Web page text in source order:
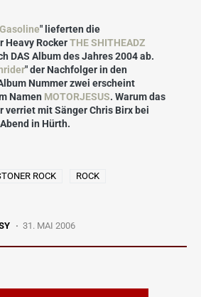
" lieferten die
Heavy RockerTHE SHITHEADZ
DAS Album des Jahres 2004 ab.
" der Nachfolger in den
Nummer zwei erscheint
Namen MOTORJESUS. Warum das
verriet mit Sänger Chris Birx bei
in Hürth.
ROCK
ROCK
31. MAI 2006